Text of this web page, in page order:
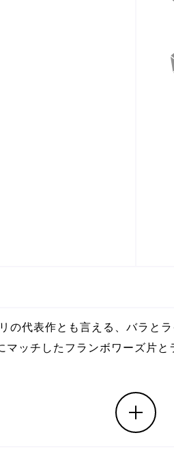
の代表作とも言える、バラと
マッチしたフランボワーズ片